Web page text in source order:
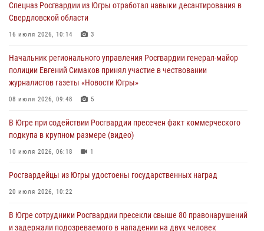
04 августа 2026, 06:17 1
Росгвардия обеспечила безопасность открытия Всероссийских
столице Югры
03 августа 2026, 09:21
Росгвардия противодействует БПЛА ВСУ на южном направлении
03 августа 2026, 05:29
«Росгвардия. Вехи истории»: специальные моторизованные части
02 августа 2026, 10:59 1
Спецназ Росгвардии из Югры отработал навыки десантирования в
Свердловской области
16 июля 2026, 10:14 3
Начальник регионального управления Росгвардии генерал-майор
полиции Евгений Симаков принял участие в чествовании
журналистов газеты «Новости Югры»
08 июля 2026, 09:48 5
В Югре при содействии Росгвардии пресечен факт коммерческого
подкупа в крупном размере (видео)
10 июля 2026, 06:18 1
Росгвардейцы из Югры удостоены государственных наград
20 июля 2026, 10:22
В Югре сотрудники Росгвардии пресекли свыше 80 правонарушений
и задержали подозреваемого в нападении на двух человек